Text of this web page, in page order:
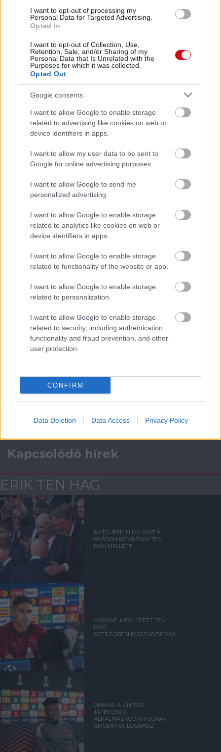
I want to opt-out of processing my
Personal Data for Targeted Advertising.
Opted In
I want to opt-out of Collection, Use,
Retention, Sale, and/or Sharing of my
Personal Data that Is Unrelated with the
Purposes for which it was collected.
Opted Out
Google consents
I want to allow Google to enable storage
related to advertising like cookies on web or
device identifiers in apps.
I want to allow my user data to be sent to
Google for online advertising purposes.
I want to allow Google to send me
personalized advertising.
I want to allow Google to enable storage
related to analytics like cookies on web or
device identifiers in apps.
I want to allow Google to enable storage
related to functionality of the website or app.
I want to allow Google to enable storage
related to personalization.
I want to allow Google to enable storage
related to security, including authentication
functionality and fraud prevention, and other
user protection.
CONFIRM
Data Deletion Data Access Privacy Policy
Meccs Center
Paris Saint-Germainvs
Manchester United
Felkészülési szezon 4. mérkőzés
2026-08-08 17:00
Leeds Unitedvs Manchester United2026-08-12 20:30
ELŐZŐ MÉRKŐZÉSEK
Támogatás
a ManUtdFanatics.hu működését!
Kapcsolódó hírek
ERIK TEN HAG
RATCLIFFE: HIBA VOLT A
NYÁRON KITARTANI TEN
HAG MELLETT
VARANE: MEGLEPETT TEN
HAG
SZERZŐDÉSHOSSZABBÍTÁSA
ONANA: A UNITED
JÁTÉKOSOK
ALKALMAZKODNI FOGNAK
AMORIM STÍLUSÁHOZ